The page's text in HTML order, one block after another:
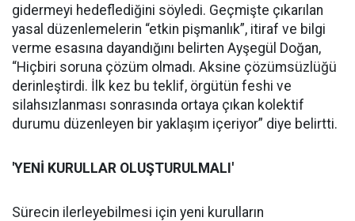
gidermeyi hedeflediğini söyledi. Geçmişte çıkarılan
yasal düzenlemelerin “etkin pişmanlık”, itiraf ve bilgi
verme esasına dayandığını belirten Ayşegül Doğan,
“Hiçbiri soruna çözüm olmadı. Aksine çözümsüzlüğü
derinleştirdi. İlk kez bu teklif, örgütün feshi ve
silahsızlanması sonrasında ortaya çıkan kolektif
durumu düzenleyen bir yaklaşım içeriyor” diye belirtti.
'YENİ KURULLAR OLUŞTURULMALI'
Sürecin ilerleyebilmesi için yeni kurulların